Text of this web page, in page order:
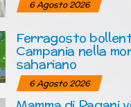
6 Agosto 2026
Ferragosto
Campania nella
sahariano
6 Agosto 2026